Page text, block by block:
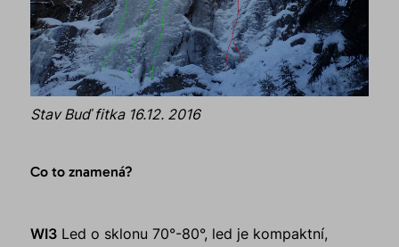
Stav Buď fitka 16.12. 2016
Co to znamená?
WI3 Led o sklonu 70°-80°, led je kompaktní,